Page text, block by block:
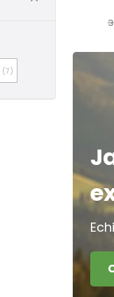
(7)